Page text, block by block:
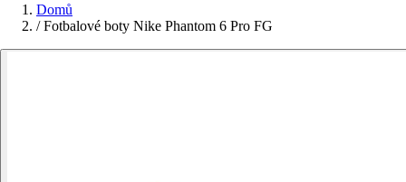
Domů
/ Fotbalové boty Nike Phantom 6 Pro FG